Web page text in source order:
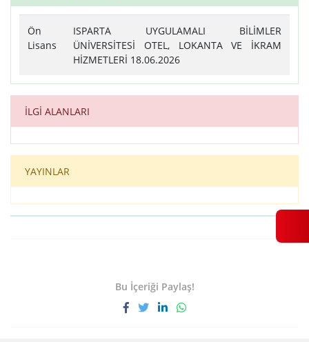
Ön
Lisans
ISPARTA UYGULAMALI BİLİMLER
ÜNİVERSİTESİ OTEL, LOKANTA VE İKRAM
HİZMETLERİ 18.06.2026
İLGİ ALANLARI
YAYINLAR
Bu İçeriği Paylaş!